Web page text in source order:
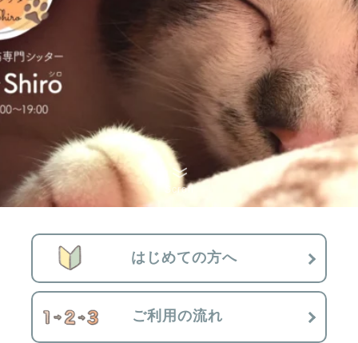
Scroll
はじめての方へ
ご利用の流れ